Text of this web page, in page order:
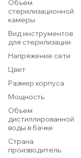
Объем
стерилизационной
камеры
Вид инструментов
для стерилизации
Напряжение сети
Цвет
Размер корпуса
Мощность
Объем
дистиллированной
воды в бачке
Страна
производитель